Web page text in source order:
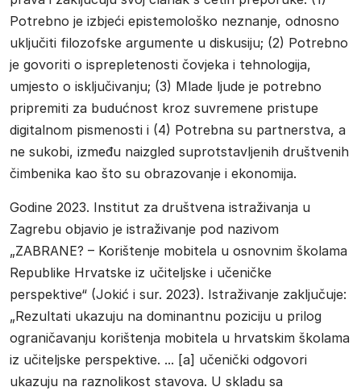
Potrebno je izbjeći epistemološko neznanje, odnosno
uključiti filozofske argumente u diskusiju; (2) Potrebno
je govoriti o isprepletenosti čovjeka i tehnologija,
umjesto o isključivanju; (3) Mlade ljude je potrebno
pripremiti za budućnost kroz suvremene pristupe
digitalnom pismenosti i (4) Potrebna su partnerstva, a
ne sukobi, između naizgled suprotstavljenih društvenih
čimbenika kao što su obrazovanje i ekonomija.
Godine 2023. Institut za društvena istraživanja u
Zagrebu objavio je istraživanje pod nazivom
„ZABRANE? – Korištenje mobitela u osnovnim školama
Republike Hrvatske iz učiteljske i učeničke
perspektive“ (Jokić i sur. 2023). Istraživanje zaključuje:
„Rezultati ukazuju na dominantnu poziciju u prilog
ograničavanju korištenja mobitela u hrvatskim školama
iz učiteljske perspektive. ... [a] učenički odgovori
ukazuju na raznolikost stavova. U skladu sa